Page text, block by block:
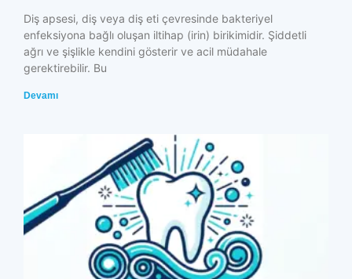
Diş apsesi, diş veya diş eti çevresinde bakteriyel
enfeksiyona bağlı oluşan iltihap (irin) birikimidir. Şiddetli
ağrı ve şişlikle kendini gösterir ve acil müdahale
gerektirebilir. Bu
Devamı